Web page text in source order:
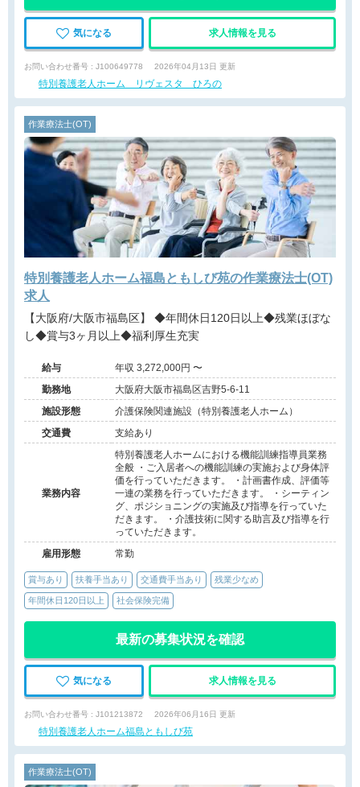
気になる 求人情報を見る
お問い合わせ番号 : J100649778 2026年04月13日 更新
特別養護老人ホーム リヴェスタ ひろの
作業療法士(OT)
特別養護老人ホーム福島ともしび苑の作業療法士(OT)
求人
【大阪府/大阪市福島区】 ◆年間休日120日以上◆残業ほぼな
し◆賞与3ヶ月以上◆福利厚生充実
給与
年収 3,272,000円 〜
勤務地
大阪府大阪市福島区吉野5-6-11
施設形態
介護保険関連施設（特別養護老人ホーム）
交通費
支給あり
業務内容
特別養護老人ホームにおける機能訓練指導員業務
全般 ・ご入居者への機能訓練の実施および身体評
価を行っていただきます。 ・計画書作成、評価等
一連の業務を行っていただきます。 ・シーティン
グ、ポジショニングの実施及び指導を行っていた
だきます。 ・介護技術に関する助言及び指導を行
っていただきます。
雇用形態
常勤
賞与あり 扶養手当あり 交通費手当あり 残業少なめ
年間休日120日以上 社会保険完備
最新の募集状況を確認
気になる 求人情報を見る
お問い合わせ番号 : J101213872 2026年06月16日 更新
特別養護老人ホーム福島ともしび苑
作業療法士(OT)